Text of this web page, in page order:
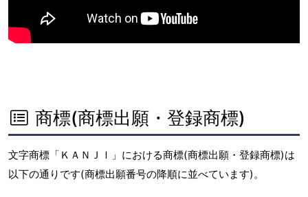
商標(商標出願・登録商標)
文字商標「ＫＡＮＪＩ」における商標(商標出願・登録商標)は
以下の通りです(商標出願番号の降順に並べています)。